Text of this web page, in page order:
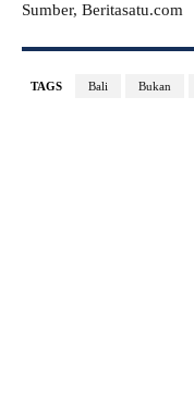
Sumber, Beritasatu.com
TAGS Bali Bukan